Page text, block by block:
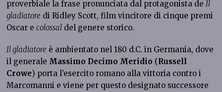
proverbiale la frase pronunciata dal protagonista deIl
gladiatore di Ridley Scott, film vincitore di cinque premi
Oscar ecolossal del genere storico.
Il gladiatore è ambientato nel 180 d.C. in Germania, dove
il generale Massimo Decimo Meridio (Russell
Crowe) porta l’esercito romano alla vittoria contro i
Marcomanni e viene per questo designato successore